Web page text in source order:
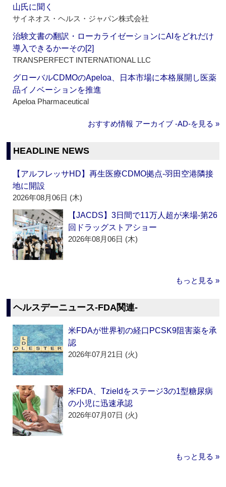
山氏に聞く
サイネオス・ヘルス・ジャパン株式会社
治験文書の翻訳・ローカライゼーションにAIをどれだけ
導入できるかーその[2]
TRANSPERFECT INTERNATIONAL LLC
グローバルCDMOのApeloa、日本市場に本格展開し医薬
品イノベーションを推進
Apeloa Pharmaceutical
おすすめ情報 アーカイブ ‐AD‐を見る »
HEADLINE NEWS
【アルフレッサHD】再生医療CDMO拠点‐羽田空港隣接
地に開設
2026年08月06日 (木)
【JACDS】3日間で11万人超が来場‐第26
回ドラッグストアショー
2026年08月06日 (木)
もっと見る »
ヘルスデーニュース‐FDA関連‐
米FDAが世界初の経口PCSK9阻害薬を承
認
2026年07月21日 (火)
米FDA、Tzieldをステージ3の1型糖尿病
の小児に迅速承認
2026年07月07日 (火)
もっと見る »